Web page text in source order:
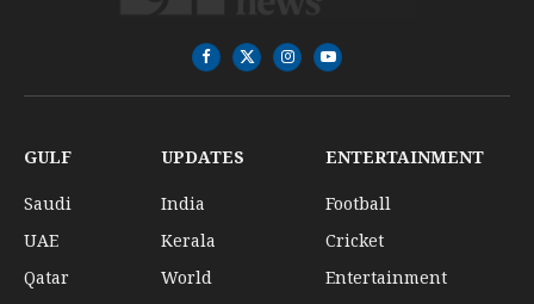
Facebook
X
(Twitter)
InstagramYouTube
GULF
Saudi
UAE
Qatar
UPDATES
India
Kerala
World
ENTERTAINMENT
Football
Cricket
Entertainment